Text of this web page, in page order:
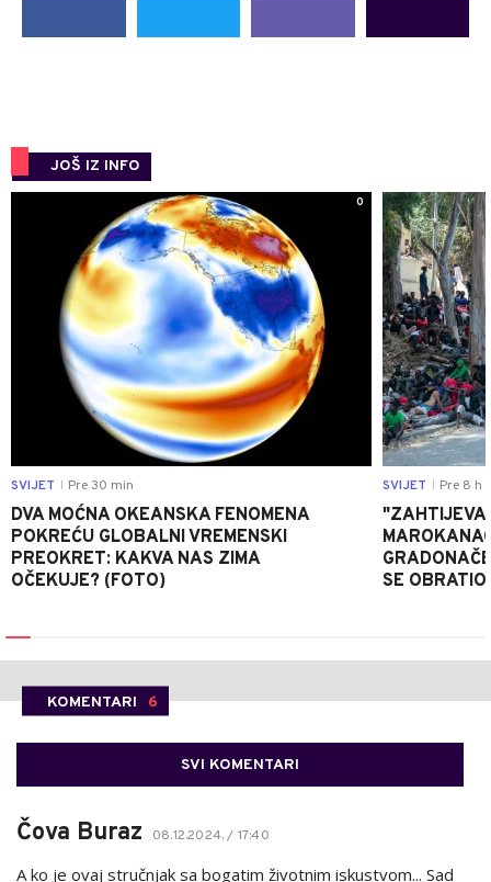
JOŠ IZ INFO
0
SVIJET Pre 30 min
DVA MOĆNA OKEANSKA FENOMENA
POKREĆU GLOBALNI VREMENSKI
PREOKRET: KAKVA NAS ZIMA
OČEKUJE? (FOTO)
SVIJET Pre 8 h
SE
KOMENTARI 6
SVI KOMENTARI
Čova Buraz 08.12.2024. / 17:40
A ko je ovaj stručnjak sa bogatim životnim iskustvom... Sad